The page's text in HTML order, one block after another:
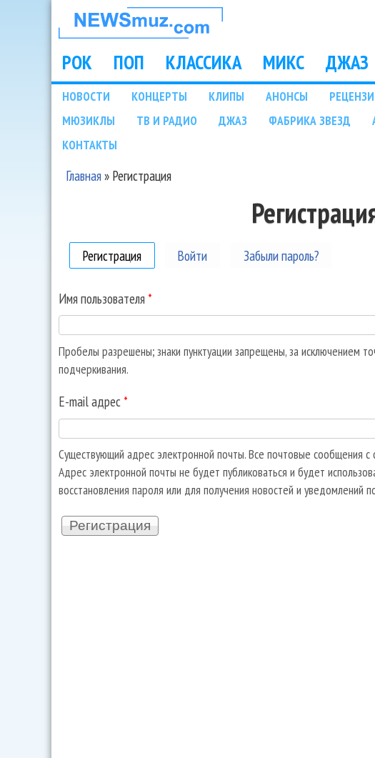
НОВОСТИ
МУЗЫКИ И
ШОУ БИЗНЕСА
NEWSMUZ.COM
Main menu
РОК ПОП КЛАССИКА МИКС ДЖАЗ
Подразделы
НОВОСТИ КОНЦЕРТЫ КЛИПЫ АНОНСЫ
МЮЗИКЛЫ
ТВ И РАДИО ДЖАЗ ФАБРИКА ЗВЕЗД
КОНТАКТЫ
Главная» Регистрация
Регистрация (активная вкладка)
Войти Забыли пароль?
Имя пользователя *
Пробелы разрешены; знаки пунктуации запрещены, за исключением
подчеркивания.
E-mail адрес *
Существующий адрес электронной почты. Все почтовые сообщения с
Адрес электронной почты не будет публиковаться и будет
восстановления пароля или для получения новостей и уведомлений